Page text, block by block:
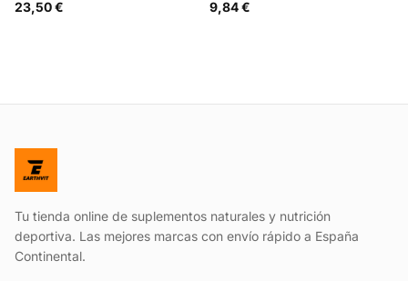
23,50 € 9,84 €
Tu tienda online de suplementos naturales y nutrición
deportiva. Las mejores marcas con envío rápido a España
Continental.